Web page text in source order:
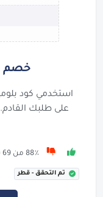
خصم 5٪ من بلومينغ وير
على طلبك
88٪ من 69 يوصون بها
تم التحقق - قطر